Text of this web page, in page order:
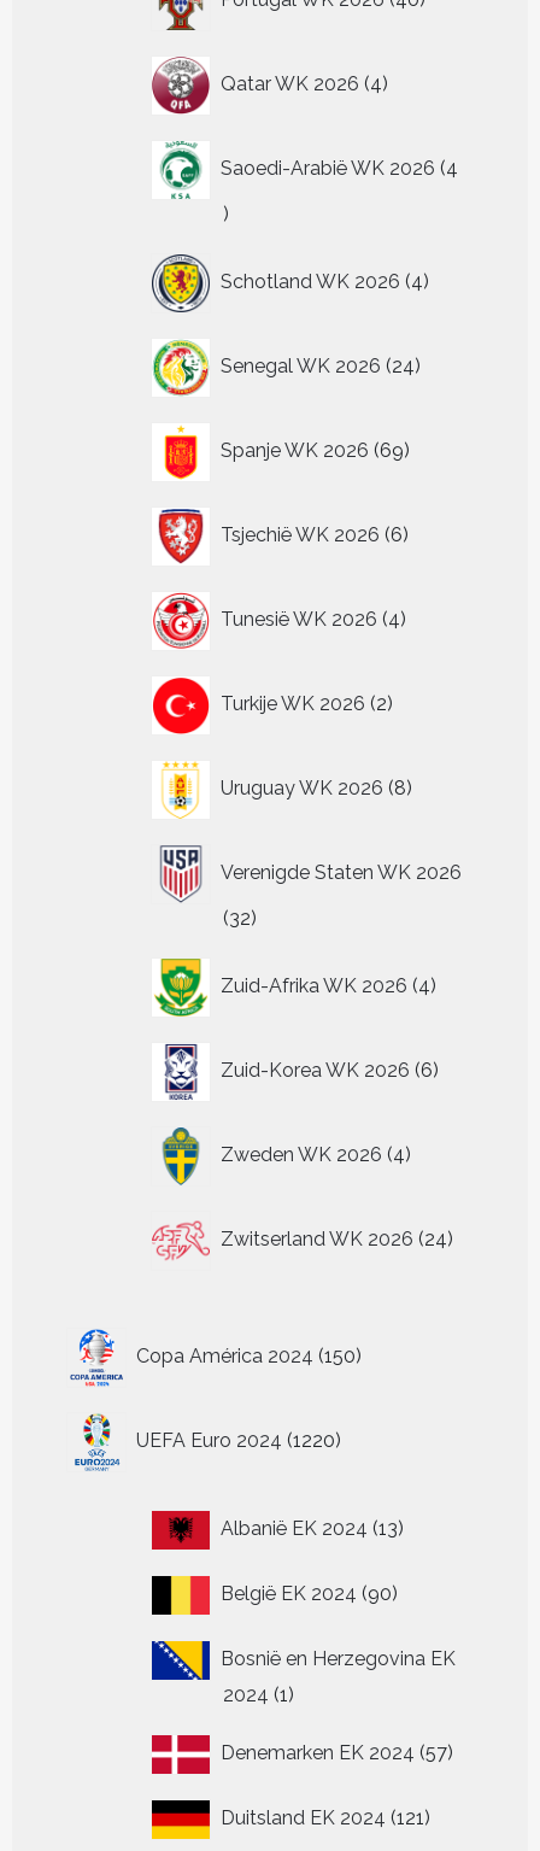
producten
Qatar WK 2026 4
producten
Saoedi-Arabië WK 2026 4
4
Schotland WK 2026 4
producten
Senegal WK 2026 24
producten
Spanje WK 2026 69
producten
Tsjechië WK 2026 6
producten
Tunesië WK 2026 4
producten
Turkije WK 2026 2
producten
Uruguay WK 2026 8
producten
Verenigde Staten WK 2026
3232
Zuid-Afrika WK 2026 4
producten
Zuid-Korea WK 2026 6
producten
Zweden WK 2026 4
producten
Zwitserland WK 2026 24
producten
Copa América 2024 150
producten
UEFA Euro 2024 1220
producten
Albanië EK 2024 1313
België EK 2024 9090
Bosnië en Herzegovina EK
2024 11
Denemarken EK 2024 5757
Duitsland EK 2024 121121